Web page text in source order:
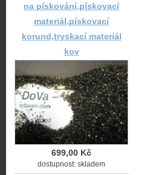
na pískování,pískovací
materiál,pískovací
korund,tryskací materiál
kov
699,00 Kč
dostupnost: skladem